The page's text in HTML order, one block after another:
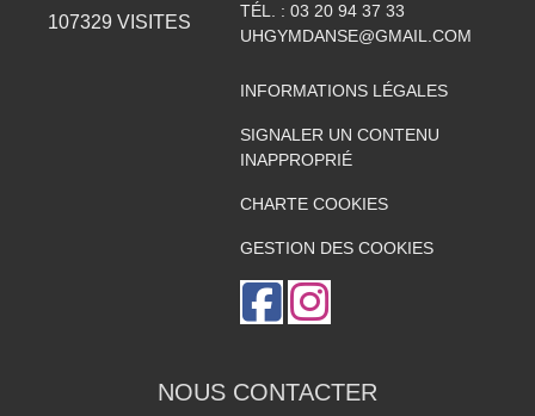
107329 VISITES
TÉL. : 03 20 94 37 33
UHGYMDANSE@GMAIL.COM
INFORMATIONS LÉGALES
SIGNALER UN CONTENU
INAPPROPRIÉ
CHARTE COOKIES
GESTION DES COOKIES
NOUS CONTACTER